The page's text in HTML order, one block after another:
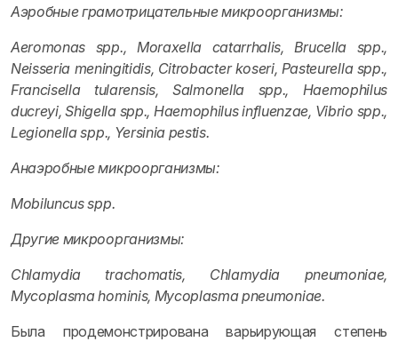
Аэробные грамотрицательные микроорганизмы:
Aeromonas spp., Moraxella catarrhalis, Brucella spp.,
Neisseria meningitidis, Citrobacter koseri, Pasteurella spp.,
Francisella tularensis, Salmonella spp., Haemophilus
ducreyi, Shigella spp., Haemophilus influenzae, Vibrio spp.,
Legionella spp., Yersinia pestis.
Анаэробные микроорганизмы:
Mobiluncus spp.
Другие микроорганизмы:
Chlamydia trachomatis, Chlamydia pneumoniae,
Mycoplasma hominis, Mycoplasma pneumoniae.
Была продемонстрирована варьирующая степень